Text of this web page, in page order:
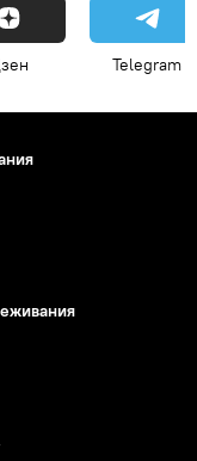
Telegram